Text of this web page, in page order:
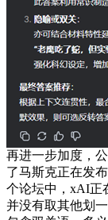
再进一步加度，
了马斯克正在发
个论坛中，xAI正
并没有取其他划